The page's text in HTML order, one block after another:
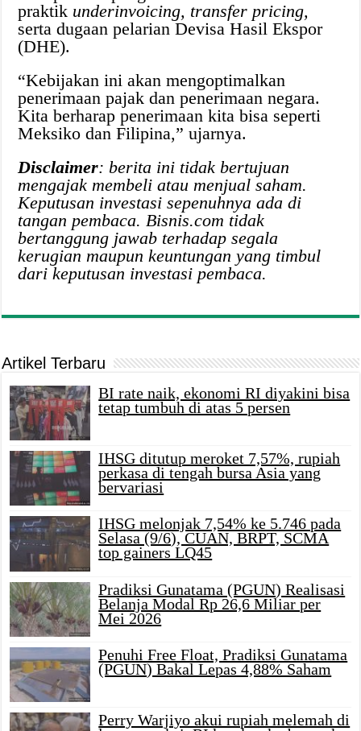
praktik underinvoicing, transfer pricing,
serta dugaan pelarian Devisa Hasil Ekspor
(DHE).
“Kebijakan ini akan mengoptimalkan
penerimaan pajak dan penerimaan negara.
Kita berharap penerimaan kita bisa seperti
Meksiko dan Filipina,” ujarnya.
Disclaimer: berita ini tidak bertujuan
mengajak membeli atau menjual saham.
Keputusan investasi sepenuhnya ada di
tangan pembaca. Bisnis.com tidak
bertanggung jawab terhadap segala
kerugian maupun keuntungan yang timbul
dari keputusan investasi pembaca.
Artikel Terbaru
BI rate naik, ekonomi RI diyakini bisa
tetap tumbuh di atas 5 persen
IHSG ditutup meroket 7,57%, rupiah
perkasa di tengah bursa Asia yang
bervariasi
IHSG melonjak 7,54% ke 5.746 pada
Selasa (9/6), CUAN, BRPT, SCMA
top gainers LQ45
Pradiksi Gunatama (PGUN) Realisasi
Belanja Modal Rp 26,6 Miliar per
Mei 2026
Penuhi Free Float, Pradiksi Gunatama
(PGUN) Bakal Lepas 4,88% Saham
Perry Warjiyo akui rupiah melemah di